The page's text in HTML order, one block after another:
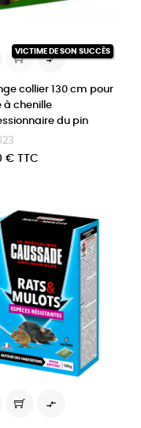
VICTIME DE SON SUCCÈS

collier 130 cm pour
à chenille
du pin
€ TTC
